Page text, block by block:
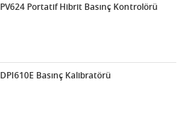
PV624 Portatif Hibrit Basınç Kontrolörü
DPI610E Basınç Kalibratörü